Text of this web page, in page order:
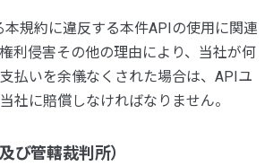
本規約に違反する本件APIの使用に関連
利侵害その他の理由により、当社が何
払いを余儀なくされた場合は、APIユ
社に賠償しなければなりません。
び管轄裁判所）